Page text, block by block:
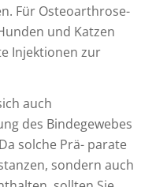
Für Osteoarthrose-
und Katzen
Injektionen zur
auch
des Bindegewebes
solche Prä- parate
sondern auch